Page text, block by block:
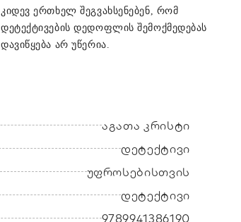
კიდევ ერთხელ შეგვახსენებენ, რომ
დეტექტივების დედოფლის შემოქმედებას
დავიწყება არ უწერია.
აგათა კრისტი
დეტექტივი
უფროსებისთვის
დეტექტივი
9789941386190